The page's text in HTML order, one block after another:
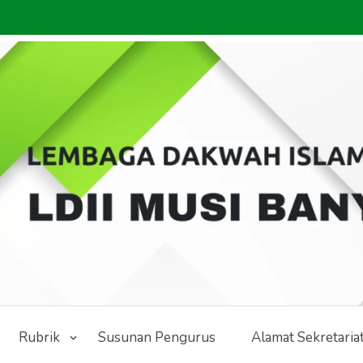
Rubrik Susunan Pengurus Alamat